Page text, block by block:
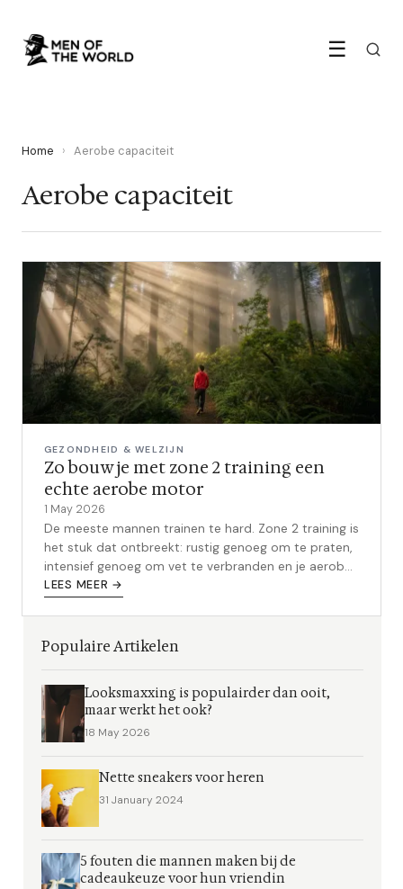
☰
Home › Aerobe capaciteit
Aerobe capaciteit
GEZONDHEID & WELZIJN
Zo bouw je met zone 2 training een
echte aerobe motor
1 May 2026
De meeste mannen trainen te hard. Zone 2 training is
het stuk dat ontbreekt: rustig genoeg om te praten,
intensief genoeg om vet te verbranden en je aerobe
motor te bouwen.
LEES MEER →
Populaire Artikelen
Looksmaxxing is populairder dan ooit,
maar werkt het ook?
18 May 2026
Nette sneakers voor heren
31 January 2024
5 fouten die mannen maken bij de
cadeaukeuze voor hun vriendin